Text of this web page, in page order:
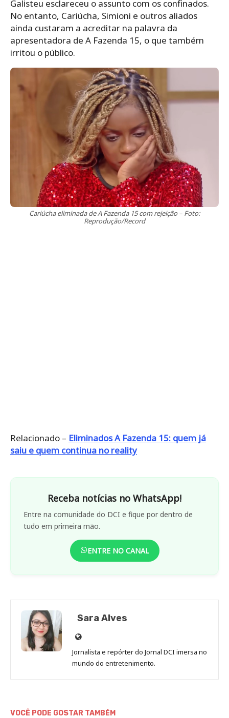
Galisteu esclareceu o assunto com os confinados.
No entanto, Cariúcha, Simioni e outros aliados
ainda custaram a acreditar na palavra da
apresentadora de A Fazenda 15, o que também
irritou o público.
Cariúcha eliminada de A Fazenda 15 com rejeição – Foto:
Reprodução/Record
Relacionado – Eliminados A Fazenda 15: quem já
saiu e quem continua no reality
Receba notícias no WhatsApp!
Entre na comunidade do DCI e fique por dentro de
tudo em primeira mão.
ENTRE NO CANAL
Sara Alves
Site
de
Sara
Jornalista e repórter do Jornal DCI imersa no
mundo do entretenimento.
VOCÊ PODE GOSTAR TAMBÉM